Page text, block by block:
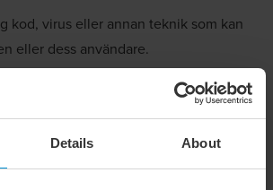
Details About
kod, virus eller annan teknik som kan
eller dess användare.
åtkomst till andra användares
eller lagra material som är olagligt,
diskriminerande eller på annat